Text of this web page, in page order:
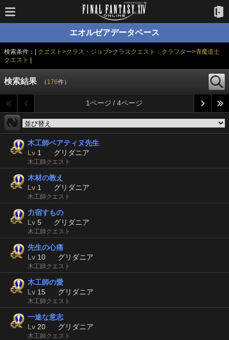
エオルゼアデータベース
検索条件：| クエスト>クラス・ジョブ>クラスクエスト：クラフター>青魔道士
クエスト
検索結果 （ 176件）
1ページ / 4ページ
木工師ベアティヌ先生
Lv 1 グリダニア
木工師クエスト
木材の教え
Lv 1 グリダニア
木工師クエスト
力宿すもの
Lv 5 グリダニア
木工師クエスト
先生の心痛
Lv 10 グリダニア
木工師クエスト
木工師の愛
Lv 15 グリダニア
木工師クエスト
一途な意志
Lv 20 グリダニア
木工師クエスト